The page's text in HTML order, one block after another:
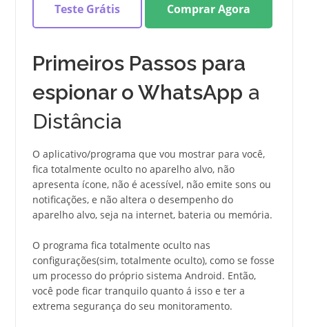
Teste Grátis Comprar Agora
Primeiros Passos para
espionar o WhatsApp a
Distância
O aplicativo/programa que vou mostrar para você,
fica totalmente oculto no aparelho alvo, não
apresenta ícone, não é acessível, não emite sons ou
notificações, e não altera o desempenho do
aparelho alvo, seja na internet, bateria ou memória.
O programa fica totalmente oculto nas
configurações(sim, totalmente oculto), como se fosse
um processo do próprio sistema Android. Então,
você pode ficar tranquilo quanto á isso e ter a
extrema segurança do seu monitoramento.